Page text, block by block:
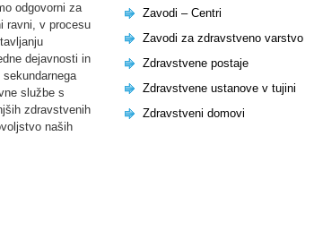
odgovorni za
ravni, v procesu
dejavnosti in
službe s
zdravstvenih
naših
Zavodi – Centri
Zavodi za zdravstveno varstvo
Zdravstvene postaje
Zdravstvene ustanove v tujini
Zdravstveni domovi